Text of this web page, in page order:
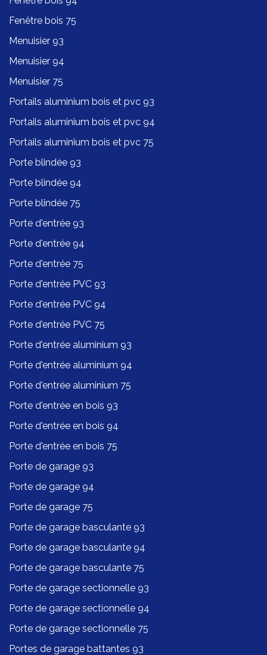
Fenêtre bois 75
Menuisier 93
Menuisier 94
Menuisier 75
Portails aluminium bois et pvc 93
Portails aluminium bois et pvc 94
Portails aluminium bois et pvc 75
Porte blindée 93
Porte blindée 94
Porte blindée 75
Porte d'entrée 93
Porte d'entrée 94
Porte d'entrée 75
Porte d'entrée PVC 93
Porte d'entrée PVC 94
Porte d'entrée PVC 75
Porte d'entrée aluminium 93
Porte d'entrée aluminium 94
Porte d'entrée aluminium 75
Porte d'entrée en bois 93
Porte d'entrée en bois 94
Porte d'entrée en bois 75
Porte de garage 93
Porte de garage 94
Porte de garage 75
Porte de garage basculante 93
Porte de garage basculante 94
Porte de garage basculante 75
Porte de garage sectionnelle 93
Porte de garage sectionnelle 94
Porte de garage sectionnelle 75
Portes de garage battantes 93